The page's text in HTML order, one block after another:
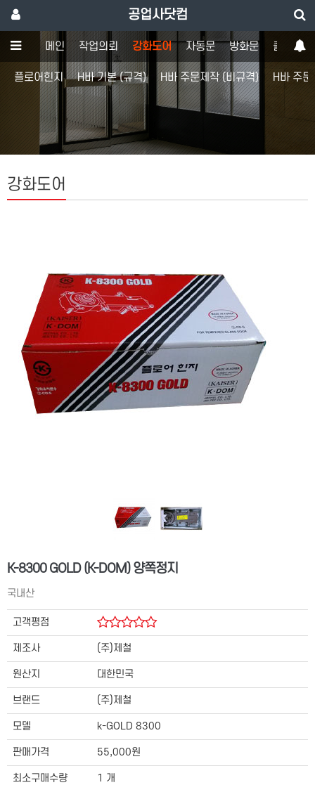
공업사닷컴
메인 작업의뢰 강화도어 자동문 방화문 출입통제
플로어힌지 H바 기본 (규격) H바 주문제작 (비규격) H바 주
강화도어
K-8300 GOLD (K-DOM) 양쪽정지
국내산
고객평점
제조사 (주)제철
원산지 대한민국
브랜드 (주)제철
모델 k-GOLD 8300
판매가격 55,000원
최소구매수량 1 개